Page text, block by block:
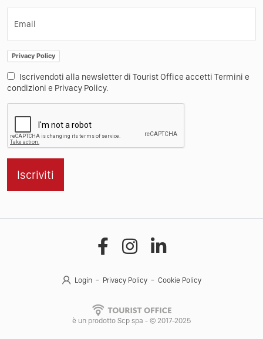
Email
Privacy Policy
Iscrivendoti alla newsletter di Tourist Office accetti Termini e
condizioni e Privacy Policy.
Iscriviti
Login Privacy Policy Cookie Policy
è un prodotto Scp spa - © 2017-2025